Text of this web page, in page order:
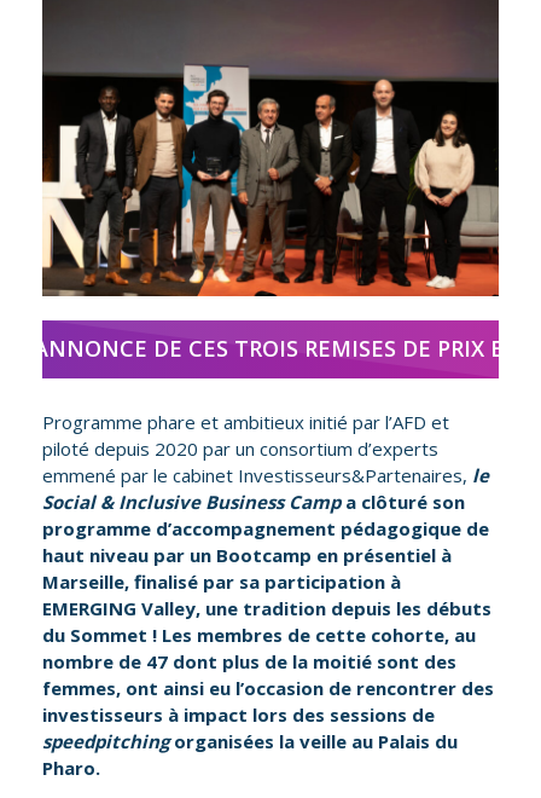
L’ANNONCE DE CES TROIS REMISES DE PRIX EN
Programme phare et ambitieux initié par l’AFD et
piloté depuis 2020 par un consortium d’experts
emmené par le cabinet Investisseurs&Partenaires, le
Social & Inclusive Business Campa clôturé son
programme d’accompagnement pédagogique de
haut niveau par un Bootcamp en présentiel à
Marseille, finalisé par sa participation à
EMERGING Valley, une tradition depuis les débuts
du Sommet ! Les membres de cette cohorte, au
nombre de 47 dont plus de la moitié sont des
femmes, ont ainsi eu l’occasion de rencontrer des
investisseurs à impact lors des sessions de
speedpitchingorganisées la veille au Palais du
Pharo.